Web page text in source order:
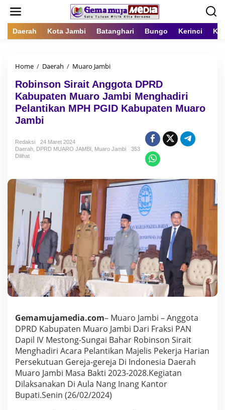
Daerah Kota Jambi Batanghari Bungo Kerinci
Home / Daerah / Muaro Jambi
b
i
n
s
t
g
t
a
D
P
R
D
u
p
a
t
e
n
M
u
a
r
Robinson Sirait Anggota DPRD
Kabupaten Muaro Jambi Menghadiri
Pelantikan MPH PGID Kabupaten Muaro
Jambi
Redaksi
24 Maret 2024
Daerah DPRD MUARO JAMBI Muaro Jambi
353
Dilihat
Gemamujamedia.com– Muaro Jambi – Anggota
DPRD Kabupaten Muaro Jambi Dari Fraksi PAN
Dapil IV Mestong-Sungai Bahar Robinson Sirait
Menghadiri Acara Pelantikan Majelis Pekerja Harian
Persekutuan Gereja-gereja Di Indonesia Daerah
Muaro Jambi Masa Bakti 2023-2028.Kegiatan
Dilaksanakan Di Aula Nang Inang Kantor
Bupati.Senin (26/02/2024)